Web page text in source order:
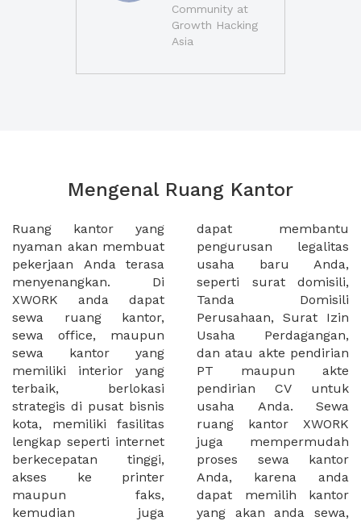
Community at
Growth Hacking
Asia
Mengenal Ruang Kantor
Ruang kantor yang
nyaman akan membuat
pekerjaan Anda terasa
menyenangkan. Di
XWORK anda dapat
sewa ruang kantor,
sewa office, maupun
sewa kantor yang
memiliki interior yang
terbaik, berlokasi
strategis di pusat bisnis
kota, memiliki fasilitas
lengkap seperti internet
berkecepatan tinggi,
akses ke printer
maupun faks,
kemudian juga
dapat membantu
pengurusan legalitas
usaha baru Anda,
seperti surat domisili,
Tanda Domisili
Perusahaan, Surat Izin
Usaha Perdagangan,
dan atau akte pendirian
PT maupun akte
pendirian CV untuk
usaha Anda. Sewa
ruang kantor XWORK
juga mempermudah
proses sewa kantor
Anda, karena anda
dapat memilih kantor
yang akan anda sewa,